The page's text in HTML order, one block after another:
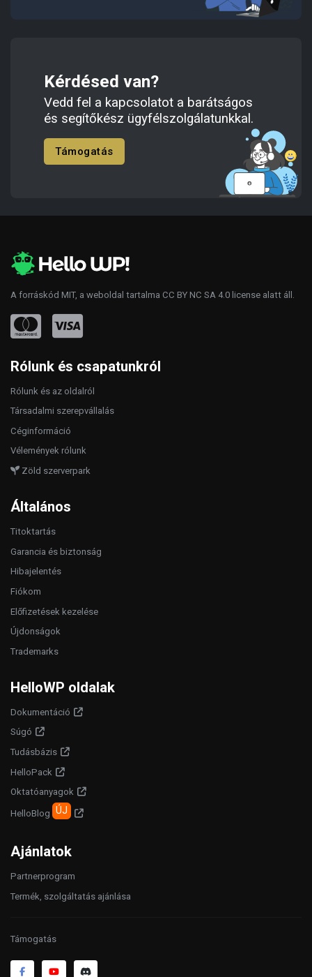
Kérdésed van?
Vedd fel a kapcsolatot a barátságos
és segítőkész ügyfélszolgálatunkkal.
Támogatás
A forráskód MIT, a weboldal tartalma CC BY NC SA 4.0 license alatt áll.
Rólunk és csapatunkról
Rólunk és az oldalról
Társadalmi szerepvállalás
Céginformáció
Vélemények rólunk
Zöld szerverpark
Általános
Titoktartás
Garancia és biztonság
Hibajelentés
Fiókom
Előfizetések kezelése
Újdonságok
Trademarks
HelloWP oldalak
Dokumentáció
Súgó
Tudásbázis
HelloPack
Oktatóanyagok
HelloBlog ÚJ
Ajánlatok
Partnerprogram
Termék, szolgáltatás ajánlása
Támogatás